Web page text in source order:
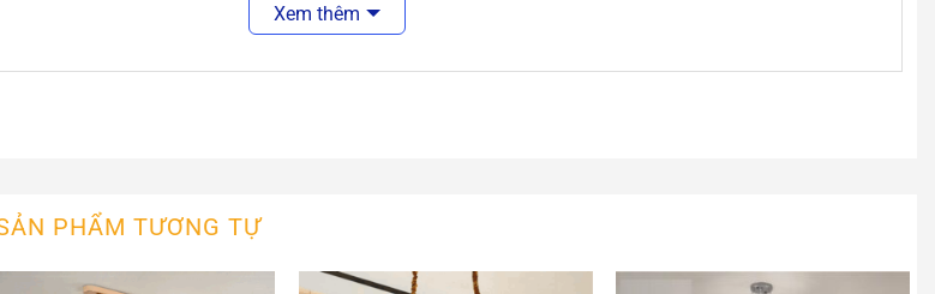
nhất cho gia chủ.
đại LED được sử dụng ở dòng đèn ốp trần trang trí này. Ánh sáng đa sắc giúp không gian lung linh
Xem thêm
PHẨM TƯƠNG TỰ